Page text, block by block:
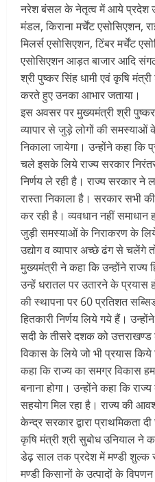
नरेश बंसल के नेतृत्व में आये प्रदेश
मंडल, किराना मर्चेंट एसोसिएशन,
मिलर्स एसोसिएशन, टिंबर मर्चेंट
एसोसिएशन आड़त बाजार आदि
श्री पुष्कर सिंह धामी एवं कृषि
करते हुए उनका आभार जताया।
इस अवसर पर मुख्यमंत्री श्री पुष्कर
व्यापार से जुड़े लोगों की समस्याओं
निकाला जायेगा। उन्होंने कहा कि
चले इसके लिये राज्य सरकार
निर्णय ले रही है। राज्य सरकार ने
रास्ता निकाला है। सरकार सभी
कर रही है। व्यवधान नहीं समाधान
जुड़ी समस्याओं के निराकरण के
उद्योग व व्यापार अच्छे ढंग से चलेंगे
मुख्यमंत्री ने कहा कि उन्होंने
उन्हें धरातल पर उतारने के प्रयास
की स्थापना पर 60 प्रतिशत
हितकारी निर्णय लिये गये हैं।
सदी के तीसरे दशक को
विकास के लिये जो भी प्रयास
कहा कि राज्य का समग्र विकास
बनाना होगा। उन्होंने कहा कि
सहयोग मिल रहा है। राज्य की
केन्द्र सरकार द्वारा प्राथमिकता
कृषि मंत्री श्री सुबोध उनियाल ने
डेढ़ साल तक प्रदेश में मण्डी शुल्क
मण्डी किसानों के उत्पादों के